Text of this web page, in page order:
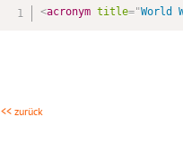
<acronym title="World
<< zurück